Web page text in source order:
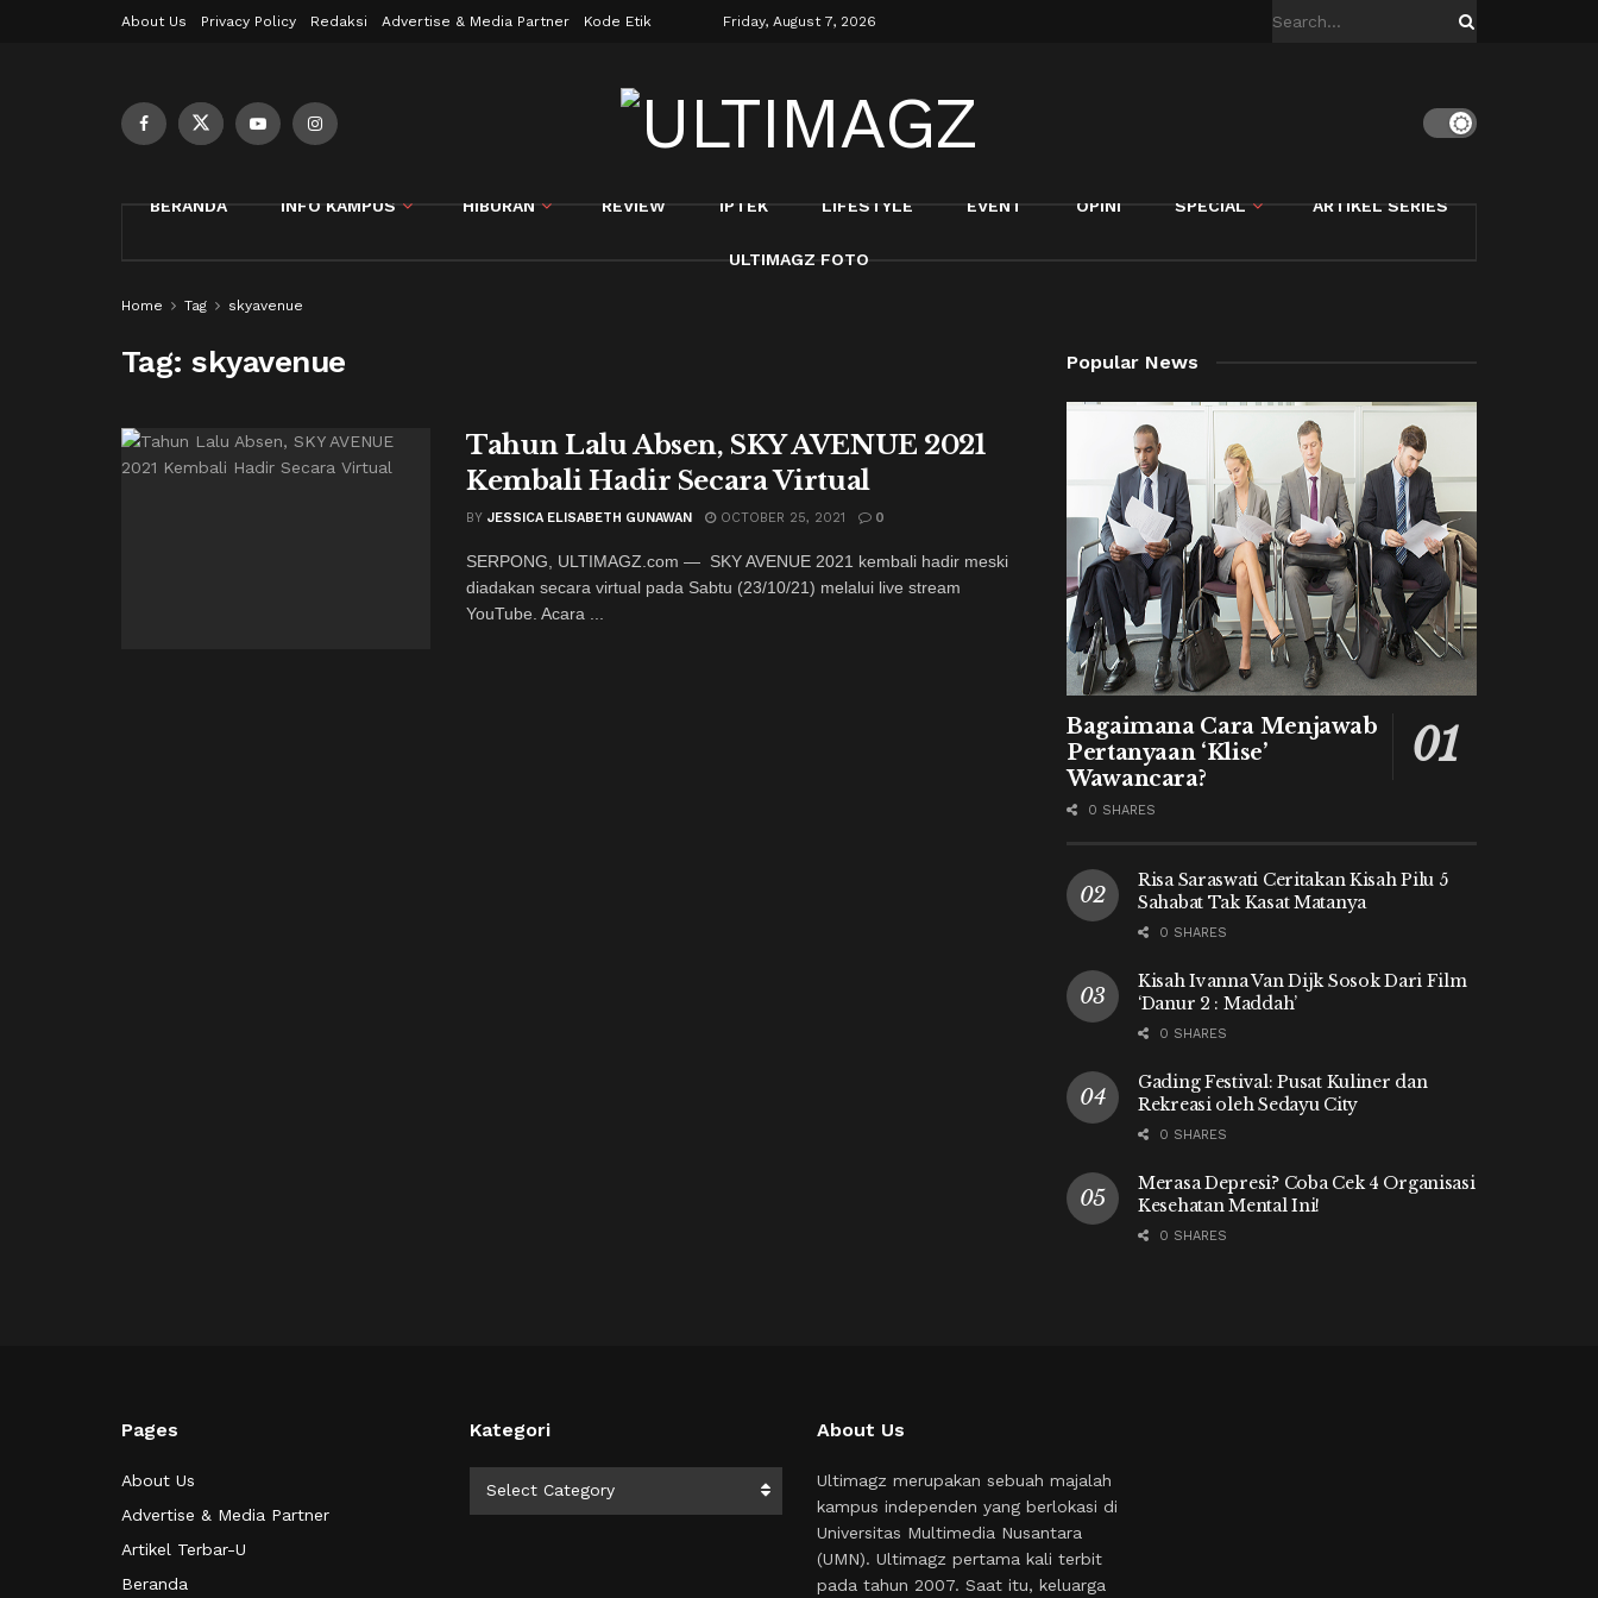
About Us Privacy Policy Redaksi Advertise & Media Partner Kode Etik Friday, August 7, 2026
BERANDA INFO KAMPUS HIBURAN REVIEW IPTEK LIFESTYLE EVENT OPINI SPECIAL ARTIKEL SERIES
ULTIMAGZ FOTO
Home Tag skyavenue
Tag:skyavenue
Tahun Lalu Absen, SKY AVENUE 2021
Kembali Hadir Secara Virtual
BY JESSICA ELISABETH GUNAWAN OCTOBER 25, 2021 0
SERPONG, ULTIMAGZ.com — SKY AVENUE 2021 kembali hadir meski
diadakan secara virtual pada Sabtu (23/10/21) melalui live stream
YouTube. Acara ...
Popular News
Bagaimana Cara Menjawab
Pertanyaan ‘Klise’
Wawancara?
0 SHARES
Risa Saraswati Ceritakan Kisah Pilu 5
Sahabat Tak Kasat Matanya
0 SHARES
Kisah Ivanna Van Dijk Sosok Dari Film
‘Danur 2 : Maddah’
0 SHARES
Gading Festival: Pusat Kuliner dan
Rekreasi oleh Sedayu City
0 SHARES
Merasa Depresi? Coba Cek 4 Organisasi
Kesehatan Mental Ini!
0 SHARES
Pages
About Us
Advertise & Media Partner
Artikel Terbar-U
Beranda
Kategori
Select Category
About Us
Ultimagz merupakan sebuah majalah
kampus independen yang berlokasi di
Universitas Multimedia Nusantara
(UMN). Ultimagz pertama kali terbit
pada tahun 2007. Saat itu, keluarga